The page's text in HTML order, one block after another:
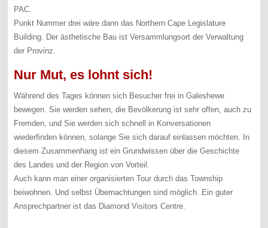
PAC.
Punkt Nummer drei wäre dann das Northern Cape Legislature
Building. Der ästhetische Bau ist Versammlungsort der Verwaltung
der Provinz.
Nur Mut, es lohnt sich!
Während des Tages können sich Besucher frei in Galeshewe
bewegen. Sie werden sehen, die Bevölkerung ist sehr offen, auch zu
Fremden, und Sie werden sich schnell in Konversationen
wiederfinden können, solange Sie sich darauf einlassen möchten. In
diesem Zusammenhang ist ein Grundwissen über die Geschichte
des Landes und der Region von Vorteil.
Auch kann man einer organisierten Tour durch das Township
beiwohnen. Und selbst Übernachtungen sind möglich. Ein guter
Ansprechpartner ist das Diamond Visitors Centre.